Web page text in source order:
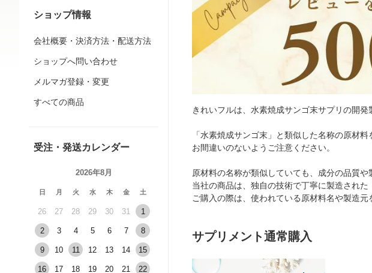
ショップ情報
会社概要・決済方法・配送方法
ショップへ問い合わせ
メルマガ登録・変更
すべての商品
受注・発送カレンダー
2026年8月
日 月 火 水 木 金 土
26 27 28 29 30 31 1
2 3 4 5 6 7 8
9 10 11 12 13 14 15
16 17 18 19 20 21 22
きれいフルは、水素焼成サンゴ末サプリの開発
「水素焼成サンゴ末」と類似した名称の原材
お間違いのないようご注意ください。
原材料の名称が類似していても、成分の品質や
当社の商品は、独自の技術で丁寧に製造された
ご購入の際は、使われている原材料名や製造元
サプリメント通常購入